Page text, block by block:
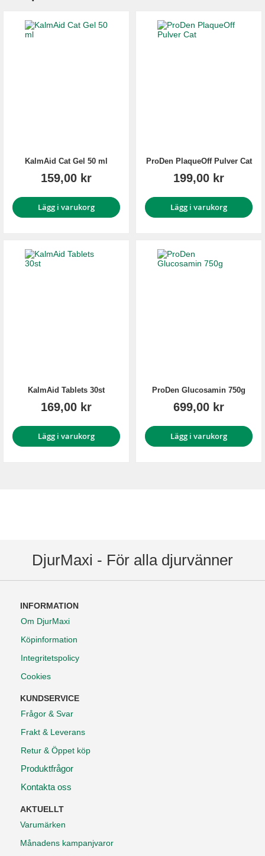
KalmAid Cat Gel 50 ml
159,00 kr
Lägg i varukorg
ProDen PlaqueOff Pulver Cat
199,00 kr
Lägg i varukorg
KalmAid Tablets 30st
169,00 kr
Lägg i varukorg
ProDen Glucosamin 750g
699,00 kr
Lägg i varukorg
DjurMaxi - För alla djurvänner
INFORMATION
Om DjurMaxi
Köpinformation
Integritetspolicy
Cookies
KUNDSERVICE
Frågor & Svar
Frakt & Leverans
Retur & Öppet köp
Produktfrågor
Kontakta oss
AKTUELLT
Varumärken
Månadens kampanjvaror